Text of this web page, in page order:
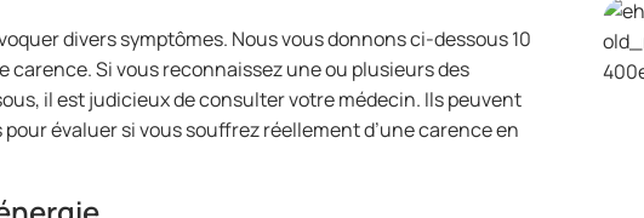
divers symptômes. Nous vous donnons ci-dessous 10
Si vous reconnaissez une ou plusieurs des
il est judicieux de consulter votre médecin. Ils peuvent
évaluer si vous souffrez réellement d’une carence en